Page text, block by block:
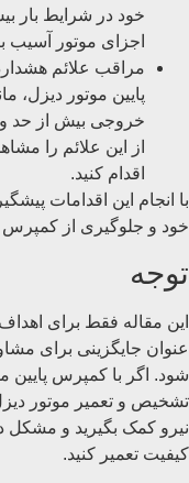
خود در شرایط بار
اجزای موتور آسیب
مراقب علائم
پایین موتور
خروجی بیش از حد و
از این علائم را
اقدام کنید.
با انجام این اقدامات
خود و جلوگیری از کمپرس
توجه
این مقاله فقط برای
عنوان جایگزینی برای
شود. اگر با کمپرس پایین
تشخیص و تعمیر موتور
نیرو کمک بگیرید و مشکل
کیفیت تعمیر کنید.